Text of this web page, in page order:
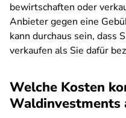
bewirtschaften oder
Anbieter gegen eine
kann durchaus sein, dass
verkaufen als Sie dafür
Welche Kosten
Waldinvestments